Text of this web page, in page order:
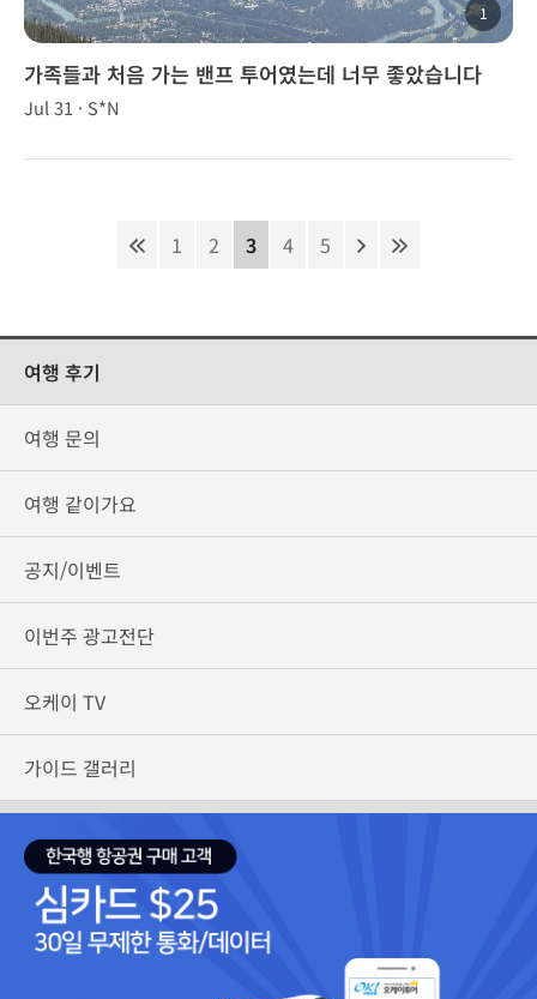
1
가족들과 처음 가는 밴프 투어였는데 너무 좋았습니다
~⛰️💗
Jul 31 · S*N
1 2 3 4 5
여행 후기
여행 문의
여행 같이가요
공지/이벤트
이번주 광고전단
오케이 TV
가이드 갤러리